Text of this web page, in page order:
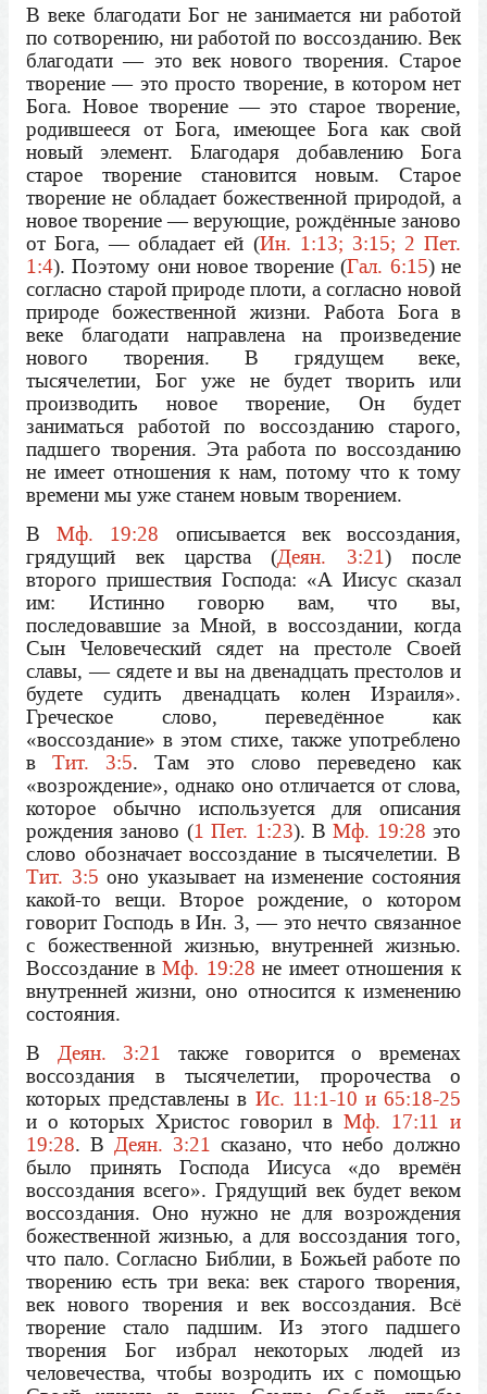
В веке благодати Бог не занимается ни работой
по сотворению, ни работой по воссозданию. Век
благодати — это век нового творения. Старое
творение — это просто творение, в котором нет
Бога. Новое творение — это старое творение,
родившееся от Бога, имеющее Бога как свой
новый элемент. Благодаря добавлению Бога
старое творение становится новым. Старое
творение не обладает божественной природой, а
новое творение — верующие, рождённые заново
от Бога, — обладает ей (Ин. 1:13; 3:15; 2 Пет.
1:4). Поэтому они новое творение (Гал. 6:15) не
согласно старой природе плоти, а согласно новой
природе божественной жизни. Работа Бога в
веке благодати направлена на произведение
нового творения. В грядущем веке,
тысячелетии, Бог уже не будет творить или
производить новое творение, Он будет
заниматься работой по воссозданию старого,
падшего творения. Эта работа по воссозданию
не имеет отношения к нам, потому что к тому
времени мы уже станем новым творением.
ВМф. 19:28 описывается век воссоздания,
грядущий век царства (Деян. 3:21) после
второго пришествия Господа: «А Иисус сказал
им: Истинно говорю вам, что вы,
последовавшие за Мной, в воссоздании, когда
Сын Человеческий сядет на престоле Своей
славы, — сядете и вы на двенадцать престолов и
будете судить двенадцать колен Израиля».
Греческое слово, переведённое как
«воссоздание» в этом стихе, также употреблено
вТит. 3:5. Там это слово переведено как
«возрождение», однако оно отличается от слова,
которое обычно используется для описания
рождения заново (1 Пет. 1:23). ВМф. 19:28 это
слово обозначает воссоздание в тысячелетии. В
Тит. 3:5 оно указывает на изменение состояния
какой-то вещи. Второе рождение, о котором
говорит Господь в Ин. 3, — это нечто связанное
с божественной жизнью, внутренней жизнью.
Воссоздание вМф. 19:28 не имеет отношения к
внутренней жизни, оно относится к изменению
состояния.
В Деян. 3:21 также говорится о временах
воссоздания в тысячелетии, пророчества о
которых представлены в Ис. 11:1-10 и 65:18-25
и о которых Христос говорил в Мф. 17:11 и
19:28. В Деян. 3:21 сказано, что небо должно
было принять Господа Иисуса «до времён
воссоздания всего». Грядущий век будет веком
воссоздания. Оно нужно не для возрождения
божественной жизнью, а для воссоздания того,
что пало. Согласно Библии, в Божьей работе по
творению есть три века: век старого творения,
век нового творения и век воссоздания. Всё
творение стало падшим. Из этого падшего
творения Бог избрал некоторых людей из
человечества, чтобы возродить их с помощью